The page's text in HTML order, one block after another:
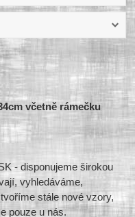
včetně rámečku
- disponujeme širokou
vyhledáváme,
stále nové vzory,
pouze u nás.